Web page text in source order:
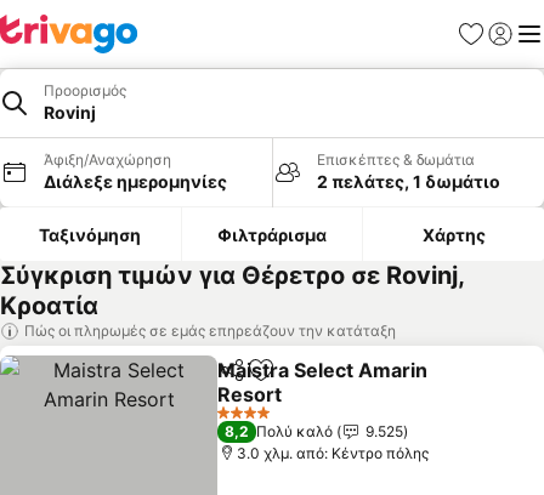
Προορισμός
Rovinj
Άφιξη/Αναχώρηση
Διάλεξε ημερομηνίες
Επισκέπτες & δωμάτια
2 πελάτες, 1 δωμάτιο
Ταξινόμηση Φιλτράρισμα Χάρτης
Σύγκριση τιμών για Θέρετρο σε Rovinj,
Κροατία
Πώς οι πληρωμές σε εμάς επηρεάζουν την κατάταξη
Κοινοποίηση
Προσθήκη στα αγαπημένα
Maistra Select Amarin
Resort
4 Αστέρια
8,2 Πολύ καλό
9.525
3.0 χλμ. από: Κέντρο πόλης